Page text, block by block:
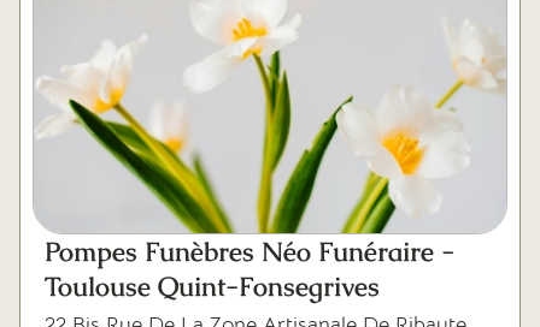
Pompes Funèbres Néo Funéraire -
Toulouse Quint-Fonsegrives